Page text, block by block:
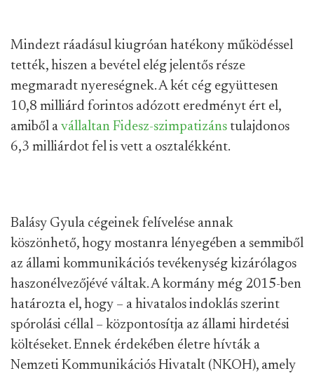
Mindezt ráadásul kiugróan hatékony működéssel
tették, hiszen a bevétel elég jelentős része
megmaradt nyereségnek. A két cég együttesen
10,8 milliárd forintos adózott eredményt ért el,
amiből a vállaltan Fidesz-szimpatizáns tulajdonos
6,3 milliárdot fel is vett a osztalékként.
Balásy Gyula cégeinek felívelése annak
köszönhető, hogy mostanra lényegében a semmiből
az állami kommunikációs tevékenység kizárólagos
haszonélvezőjévé váltak. A kormány még 2015-ben
határozta el, hogy – a hivatalos indoklás szerint
spórolási céllal – központosítja az állami hirdetési
költéseket. Ennek érdekében életre hívták a
Nemzeti Kommunikációs Hivatalt (NKOH), amely